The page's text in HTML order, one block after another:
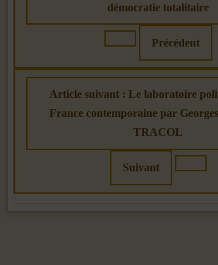
démocratie totalitaire
Précédent
Article suivant : Le laboratoire
France contemporaine par
TRACOL
Suivant